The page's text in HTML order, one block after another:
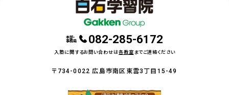
本部・
事務局 082-285-6172
入塾に関するお問い合わせは各教室 までご連絡ください
〒734-0022 広島市南区東雲3丁目15-49